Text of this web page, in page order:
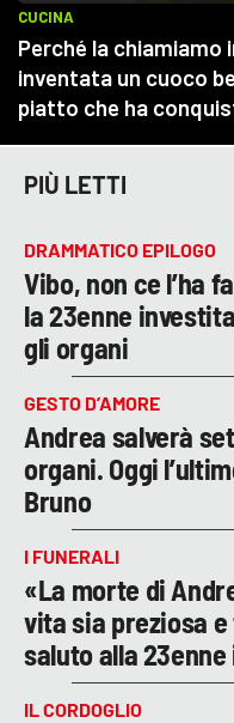
PIÙ LETTI
DRAMMATICO EPILOGO
Vibo, non ce l’ha
la 23enne
gli organi
GESTO D’AMORE
Andrea salverà
organi. Oggi
Bruno
I FUNERALI
«La morte di
vita sia preziosa
saluto alla
IL CORDOGLIO